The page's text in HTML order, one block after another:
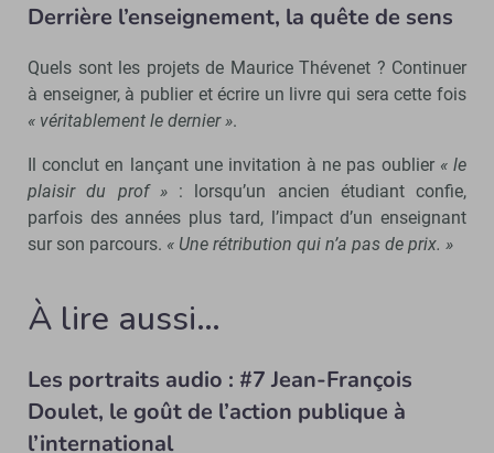
Derrière l’enseignement, la quête de sens
Quels sont les projets de Maurice Thévenet ? Continuer
à enseigner, à publier et écrire un livre qui sera cette fois
« véritablement le dernier ».
Il conclut en lançant une invitation à ne pas oublier « le
plaisir du prof »: lorsqu’un ancien étudiant confie,
parfois des années plus tard, l’impact d’un enseignant
sur son parcours. « Une rétribution qui n’a pas de prix. »
À lire aussi…
Les portraits audio : #7 Jean-François
Doulet, le goût de l’action publique à
l’international